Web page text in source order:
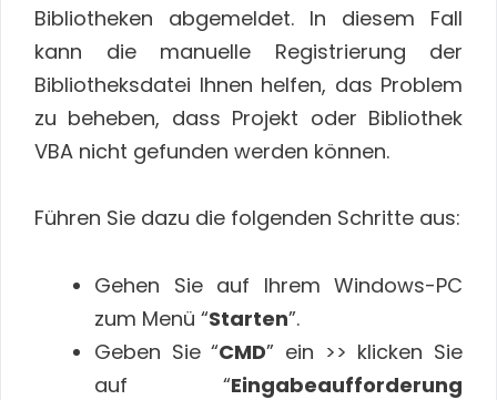
Bibliotheken abgemeldet. In diesem Fall
kann die manuelle Registrierung der
Bibliotheksdatei Ihnen helfen, das Problem
zu beheben, dass Projekt oder Bibliothek
VBA nicht gefunden werden können.
Führen Sie dazu die folgenden Schritte aus:
Gehen Sie auf Ihrem Windows-PC
zum Menü “Starten”.
Geben Sie “CMD” ein >> klicken Sie
auf “Eingabeaufforderung